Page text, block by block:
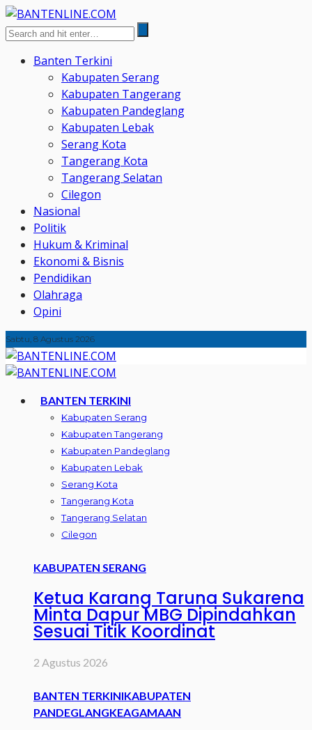
Banten Terkini
Kabupaten Serang
Kabupaten Tangerang
Kabupaten Pandeglang
Kabupaten Lebak
Serang Kota
Tangerang Kota
Tangerang Selatan
Cilegon
Nasional
Politik
Hukum & Kriminal
Ekonomi & Bisnis
Pendidikan
Olahraga
Opini
Sabtu, 8 Agustus 2026
BANTEN TERKINI
Kabupaten Serang
Kabupaten Tangerang
Kabupaten Pandeglang
Kabupaten Lebak
Serang Kota
Tangerang Kota
Tangerang Selatan
Cilegon
KABUPATEN SERANG
Ketua Karang Taruna Sukarena
Minta Dapur MBG Dipindahkan
Sesuai Titik Koordinat
2 Agustus 2026
BANTEN TERKINIKABUPATEN
PANDEGLANGKEAGAMAAN